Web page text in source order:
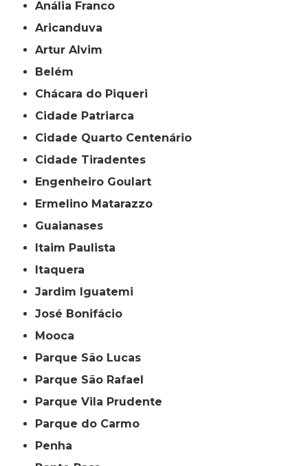
Anália Franco
Aricanduva
Artur Alvim
Belém
Chácara do Piqueri
Cidade Patriarca
Cidade Quarto Centenário
Cidade Tiradentes
Engenheiro Goulart
Ermelino Matarazzo
Guaianases
Itaim Paulista
Itaquera
Jardim Iguatemi
José Bonifácio
Mooca
Parque São Lucas
Parque São Rafael
Parque Vila Prudente
Parque do Carmo
Penha